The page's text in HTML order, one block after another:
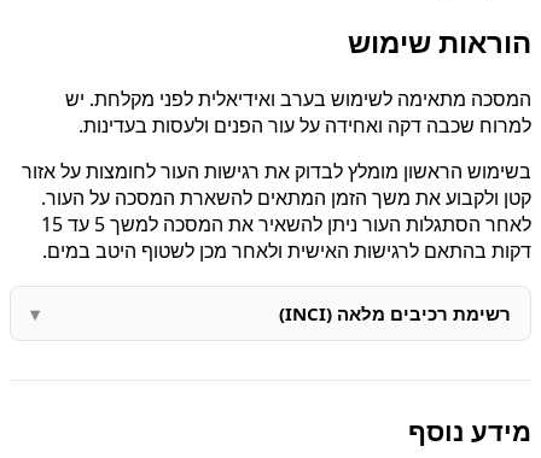
הוראות שימוש
המסכה מתאימה לשימוש בערב ואידיאלית לפני מקלחת. יש
למרוח שכבה דקה ואחידה על עור הפנים ולעסות בעדינות.
בשימוש הראשון מומלץ לבדוק את רגישות העור לחומצות על אזור
קטן ולקבוע את משך הזמן המתאים להשארת המסכה על העור.
לאחר הסתגלות העור ניתן להשאיר את המסכה למשך 5 עד 15
דקות בהתאם לרגישות האישית ולאחר מכן לשטוף היטב במים.
רשימת רכיבים מלאה (INCI)
מידע נוסף